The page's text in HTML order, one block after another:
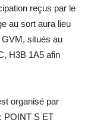
reçus par le
au sort aura lieu
situés au
H3B 1A5 afin
organisé par
POINT S ET